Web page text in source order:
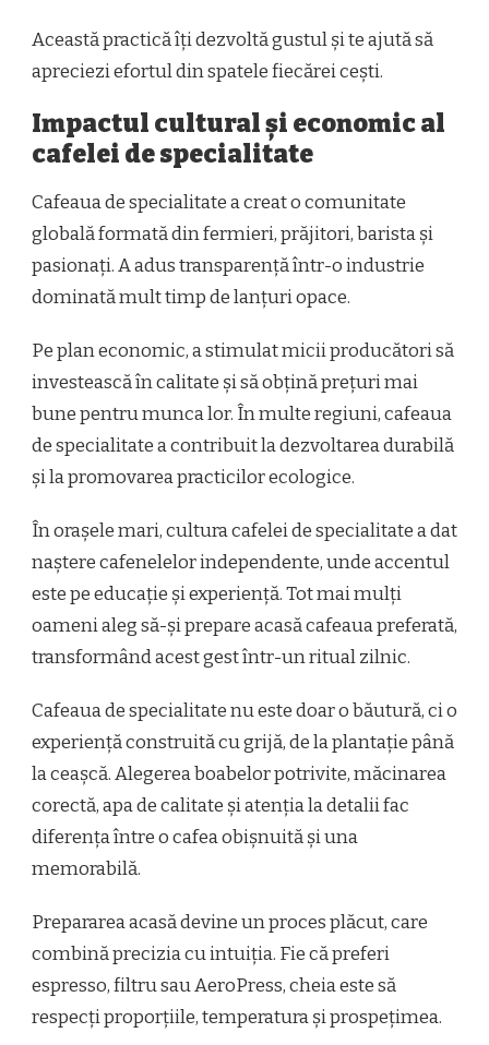
Această practică îți dezvoltă gustul și te ajută să
apreciezi efortul din spatele fiecărei cești.
Impactul cultural și economic al
cafelei de specialitate
Cafeaua de specialitate a creat o comunitate
globală formată din fermieri, prăjitori, barista și
pasionați. A adus transparență într-o industrie
dominată mult timp de lanțuri opace.
Pe plan economic, a stimulat micii producători să
investească în calitate și să obțină prețuri mai
bune pentru munca lor. În multe regiuni, cafeaua
de specialitate a contribuit la dezvoltarea durabilă
și la promovarea practicilor ecologice.
În orașele mari, cultura cafelei de specialitate a dat
naștere cafenelelor independente, unde accentul
este pe educație și experiență. Tot mai mulți
oameni aleg să-și prepare acasă cafeaua preferată,
transformând acest gest într-un ritual zilnic.
Cafeaua de specialitate nu este doar o băutură, ci o
experiență construită cu grijă, de la plantație până
la ceașcă. Alegerea boabelor potrivite, măcinarea
corectă, apa de calitate și atenția la detalii fac
diferența între o cafea obișnuită și una
memorabilă.
Prepararea acasă devine un proces plăcut, care
combină precizia cu intuiția. Fie că preferi
espresso, filtru sau AeroPress, cheia este să
respecți proporțiile, temperatura și prospețimea.